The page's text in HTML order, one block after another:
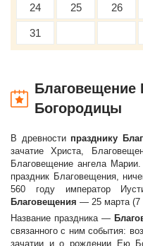
24 25 26
31
Благовещение
Богородицы
В древности празднику
зачатие Христа,
Благовещение ангела
праздник Благовещения,
560 году император
Благовещения — 25 марта (7
Название праздника —
связанного с ним события:
зачатии и о рождении Ею